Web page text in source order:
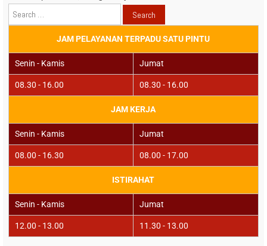
Search
for:
JAM PELAYANAN TERPADU SATU PINTU
Senin - Kamis Jumat
08.30 - 16.00 08.30 - 16.00
JAM KERJA
Senin - Kamis Jumat
08.00 - 16.30 08.00 - 17.00
ISTIRAHAT
Senin - Kamis Jumat
12.00 - 13.00 11.30 - 13.00